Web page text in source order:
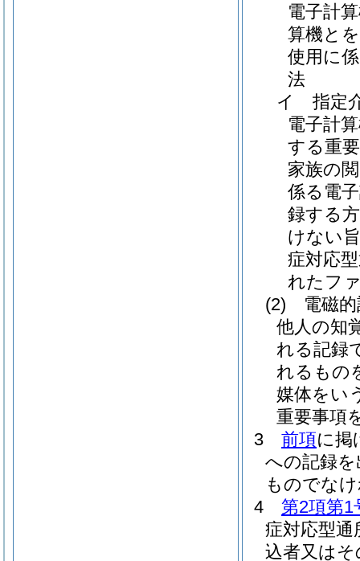
電子計
算機と
使用に
法
イ
指定
電子計
する重
家族の
係る電
録する
けない
症対応
れたフ
(2)
電磁
他人の知
れる記録
れるもの
媒体をい
重要事項
3
前項に掲
への記録
ものでな
4
第2項第1
症対応型通
込者又は